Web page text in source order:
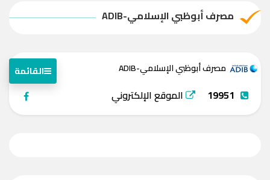
مصرف أبوظبي الإسلامي-ADIB
مصرف أبوظبي الإسلامي-ADIB القائمة
19951 الموقع الإلكتروني